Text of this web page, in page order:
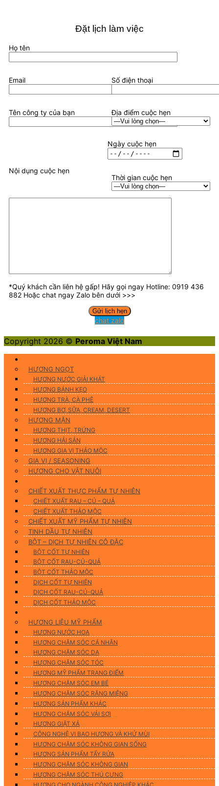
Đặt lịch làm việc
Họ tên
Email Số điện thoại
Tên công ty của bạn Địa điểm cuộc hẹn
Ngày cuộc hẹn
Thời gian cuộc hẹn
Nội dụng cuộc hẹn
*Quý khách cần liên hệ gấp! Hãy gọi ngay Hotline: 0919 436
882 Hoặc chat ngay Zalo bên dưới >>>
chat zalo
Copyright 2026 © Peroma Việt Nam
HƯƠNG NGỌT
HƯƠNG NƯỚC GIẢI KHÁT
HƯƠNG BÁNH KẸO
HƯƠNG TRÀ, CÀ PHÊ
HƯƠNG BƠ, SỮA, CREAM, DESERT
HƯƠNG MẶN
HƯƠNG THỊT, TRỨNG
HƯƠNG HẢI SẢN
HƯƠNG GIA VỊ THẢO MỘC
GIA VỊ / SEASONING
HƯƠNG CHO VẬT NUÔI
CHIẾT XUẤT THỰC PHẨM TỰ NHIÊN
CHIẾT XUẤT RAU – CỦ – QUẢ
CHIẾT XUẤT THẢO MỘC
CHIẾT XUẤT MỸ PHẨM TỰ NHIÊN
TINH DẦU TỰ NHIÊN
BỘT – DỊCH TỰ NHIÊN CÔ ĐẶC
BỘT CỐT TỰ NHIÊN
BỘT CỐT RAU-CỦ-QUẢ
BỘT CỐT THẢO MỘC
DỊCH CỐT TỰ NHIÊN
DỊCH CỐT RAU-CỦ-QUẢ
DỊCH CỐT THẢO MỘC
HƯƠNG LIỆU MỸ PHẨM
HƯƠNG NƯỚC HOA
HƯƠNG CHĂM SÓC CÁ NHÂN
HƯƠNG CHĂM SÓC DA
HƯƠNG CHĂM SÓC TÓC
HƯƠNG MỸ PHẨM TRANG ĐIỂM
HƯƠNG CHĂM SÓC EM BÉ
HƯƠNG CHĂM SÓC RĂNG MIỆNG
HƯƠNG SẢN PHẨM KHÁC
HƯƠNG CHĂM SÓC VẢI SỢI
HƯƠNG GIẶT XẢ
CÔNG NGHỆ VI BAO HƯƠNG VÀ KHỬ MÙI
HƯƠNG CHĂM SÓC KHÔNG GIAN SỐNG
HƯƠNG SẢN PHẨM TẨY RỬA
HƯƠNG CHĂM SÓC KHÔNG GIAN
HƯƠNG CHĂM SÓC THÚ CƯNG